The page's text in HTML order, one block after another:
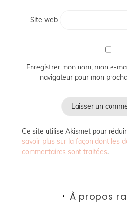
Site web
Enregistrer mon nom, mon e-
navigateur pour mon
Ce site utilise Akismet pour
savoir plus sur la façon dont les
commentaires sont traitées.
À propos